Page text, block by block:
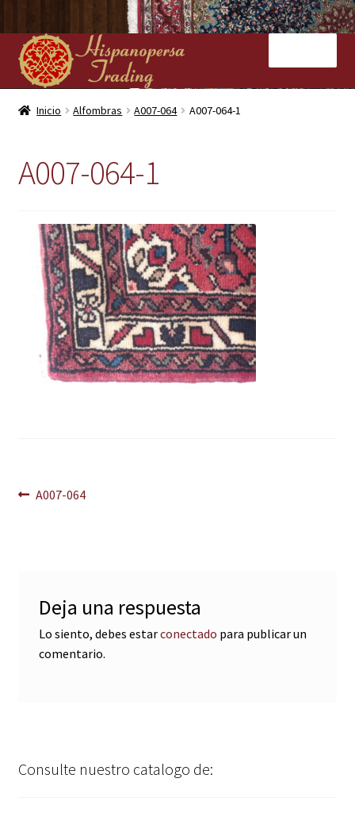
Ir
a
la
navegación
Ir
al
contenido
Inicio
Kilims
Contacto
Inicio Alfombras A007-064 A007-064-1
A007-064-1
Navegación
Anterior:
A007-064
Deja una respuesta
Lo siento, debes estarconectado para publicar un
comentario.
Consulte nuestro catalogo de: